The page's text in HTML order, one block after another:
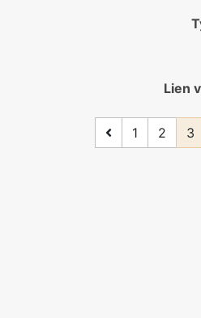
Lien
1 2 3